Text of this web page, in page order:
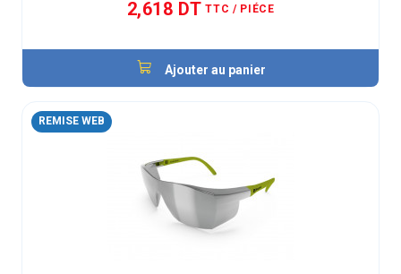
2,618 DT TTC / PIÉCE
Ajouter au panier
REMISE WEB